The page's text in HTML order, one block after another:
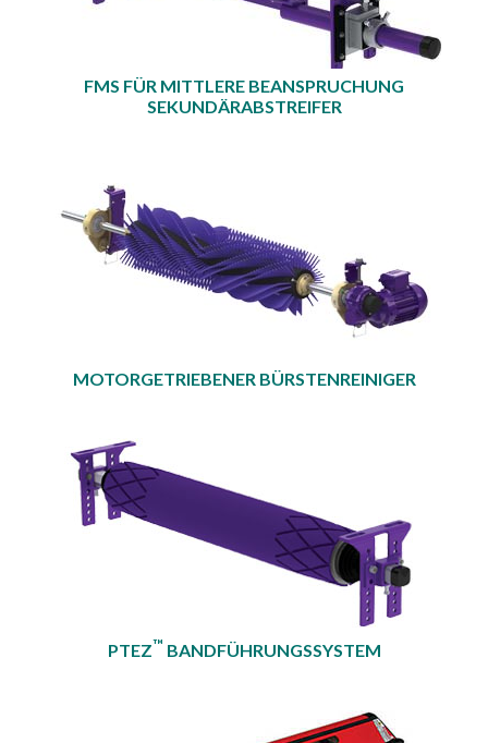
FMS FÜR MITTLERE BEANSPRUCHUNG
SEKUNDÄRABSTREIFER
MOTORGETRIEBENER BÜRSTENREINIGER
PTEZ™ BANDFÜHRUNGSSYSTEM